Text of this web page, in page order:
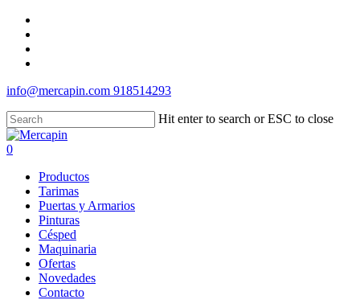
Skip
main
content
info@mercapin.com 918514293
Hit enter to search or ESC to close
Close
Search
account
0
Productos
Tarimas
Puertas y Armarios
Pinturas
Césped
Maquinaria
Ofertas
Novedades
Contacto